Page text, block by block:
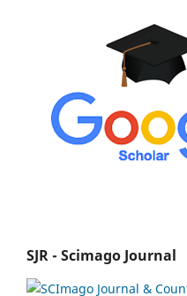
SJR - Scimago Journal